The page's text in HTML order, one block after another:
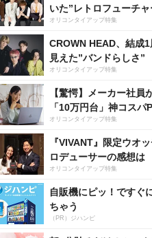
いた”レトロフューチャ
オリコンタイアップ特集
CROWN HEAD、結成
見えた”バンドらしさ”
オリコンタイアップ特集
【驚愕】メーカー社員
「10万円台」神コスパ
オリコンタイアップ特集
『VIVANT』限定ウオ
ロデューサーの感想は
オリコンタイアップ特集
自販機にピッ！ですぐ
ちゃう
（PR）ジハンピ